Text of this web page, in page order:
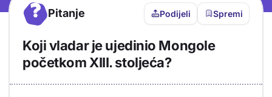
? Pitanje Podijeli Spremi
Koji vladar je ujedinio Mongole
početkom XIII. stoljeća?